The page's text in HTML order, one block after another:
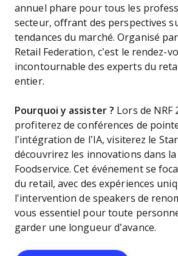
annuel phare pour tous les
secteur, offrant des perspectives
tendances du marché. Organisé
Retail Federation, c’est le rendez-
incontournable des experts du
entier.
Pourquoi y assister ? Lors de NRF
profiterez de conférences de
l’intégration de l’IA, visiterez le
découvrirez les innovations dans la
Foodservice. Cet événement se
du retail, avec des expériences
l'intervention de speakers de
vous essentiel pour toute
garder une longueur d’avance.